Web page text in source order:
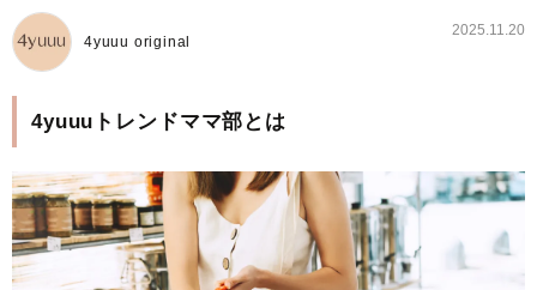
4yuuu original
2025.11.20
4yuuuトレンドママ部とは